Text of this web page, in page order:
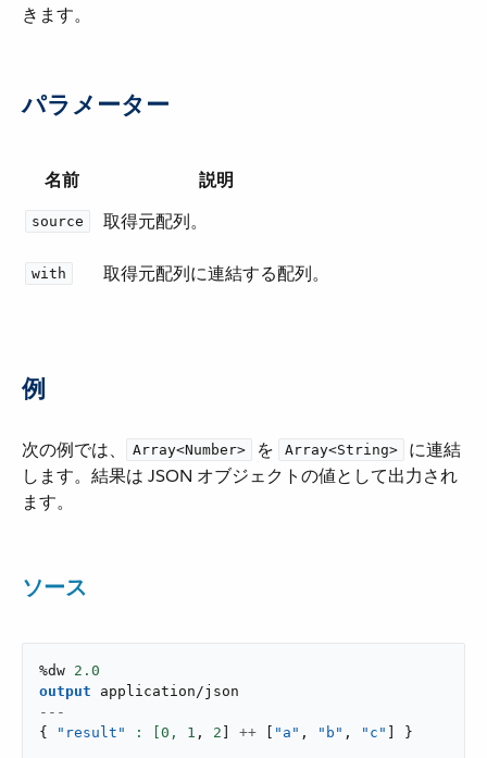
きます。
パラメーター
名前 説明
source 取得元配列。
with 取得元配列に連結する配列。
例
次の例では、​ Array<Number> ​ を ​ Array<String>
​ に連結
します。結果は JSON オブジェクトの値として出力され
ます。
ソース
%dw 2.0
output
application/json
---
{
"result" : [ 0 , 1 , 2 ++ "a" , "b" , "c" }